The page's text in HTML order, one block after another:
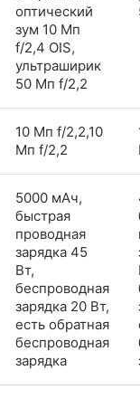
оптический
зум 10 Мп
f/2,4 OIS,
ультраширик
50 Мп f/2,2
10 Мп f/2,2,10
Мп f/2,2
5000 мАч,
быстрая
проводная
зарядка 45
Вт,
беспроводная
зарядка 20 Вт,
есть обратная
беспроводная
зарядка